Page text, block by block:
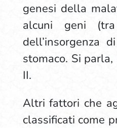
genesi della
alcuni geni
dell’insorgenza
stomaco. Si
II.
Altri fattori che
classificati come